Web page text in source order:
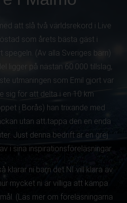
att slå två världsrekord i Live
som årets bästa gäst i
spegeln. (Av alla Sveriges barn)
ligger på nästan 60.000 tillslag,
utmaningen som Emil gjort var
sig för att delta i en 10 km
i Borås) han trixande med
utan att tappa den en enda
Just denna bedrift är en grej
i sina inspirationsföreläsningar.
klarar ni barn det NI vill klara av.
mycket ni är villiga att kämpa
(Läs mer om föreläsningarna